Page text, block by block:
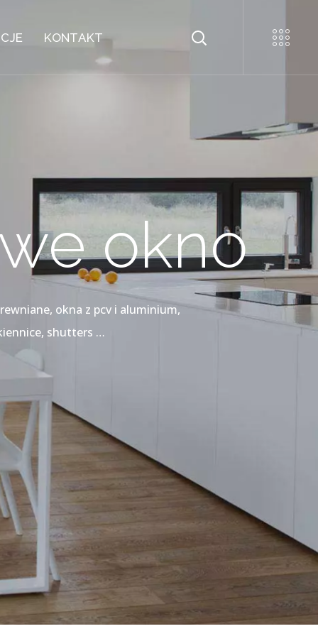
KONTAKT
okno
okna z pcv i aluminium,
shutters …